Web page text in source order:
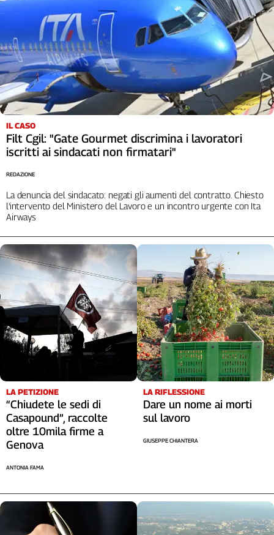
IL CASO
Filt Cgil: "Gate Gourmet discrimina i lavoratori
iscritti ai sindacati non firmatari"
La denuncia del sindacato: negati gli aumenti del contratto. Chiesto
l'intervento del Ministero del Lavoro e un incontro urgente con Ita
Airways
REDAZIONE
LA PETIZIONE
“Chiudete le sedi di
Casapound”, raccolte
oltre 10mila firme a
Genova
ANTONIA FAMA
LA RIFLESSIONE
Dare un nome ai morti
sul lavoro
GIUSEPPE CHIANTERA